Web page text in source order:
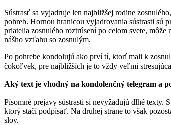
Sústrasť sa vyjadruje len najbližšej rodine
pohreb. Hornou hranicou vyjadrovania sústrasti sú
priatelia zosnulého roztrúsení po celom svete,
nášho vzťahu so zosnulým.
Po pohrebe kondolujú ako prví tí, ktorí mali k
čokoľvek, pre najbližších je to vždy veľmi
Aký text je vhodný na kondolenčný telegram a
Písomné prejavy sústrasti si nevyžadujú dlhé
ktorý stačí podpísať. Na druhej strane to však
slov.